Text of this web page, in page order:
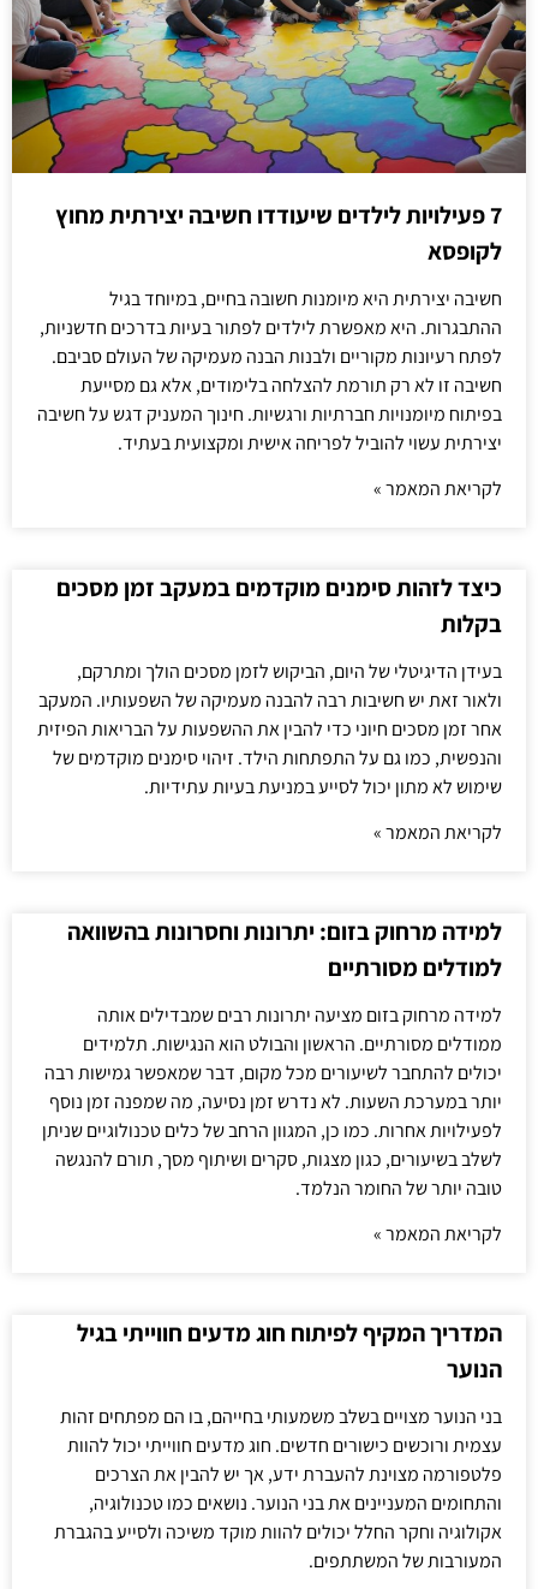
7 פעילויות לילדים שיעודדו חשיבה יצירתית מחוץ
לקופסא
חשיבה יצירתית היא מיומנות חשובה בחיים, במיוחד בגיל
ההתבגרות. היא מאפשרת לילדים לפתור בעיות בדרכים חדשניות,
לפתח רעיונות מקוריים ולבנות הבנה מעמיקה של העולם סביבם.
חשיבה זו לא רק תורמת להצלחה בלימודים, אלא גם מסייעת
בפיתוח מיומנויות חברתיות ורגשיות. חינוך המעניק דגש על חשיבה
יצירתית עשוי להוביל לפריחה אישית ומקצועית בעתיד.
לקריאת המאמר »
כיצד לזהות סימנים מוקדמים במעקב זמן מסכים
בקלות
בעידן הדיגיטלי של היום, הביקוש לזמן מסכים הולך ומתרקם,
ולאור זאת יש חשיבות רבה להבנה מעמיקה של השפעותיו. המעקב
אחר זמן מסכים חיוני כדי להבין את ההשפעות על הבריאות הפיזית
והנפשית, כמו גם על התפתחות הילד. זיהוי סימנים מוקדמים של
שימוש לא מתון יכול לסייע במניעת בעיות עתידיות.
לקריאת המאמר »
למידה מרחוק בזום: יתרונות וחסרונות בהשוואה
למודלים מסורתיים
למידה מרחוק בזום מציעה יתרונות רבים שמבדילים אותה
ממודלים מסורתיים. הראשון והבולט הוא הנגישות. תלמידים
יכולים להתחבר לשיעורים מכל מקום, דבר שמאפשר גמישות רבה
יותר במערכת השעות. לא נדרש זמן נסיעה, מה שמפנה זמן נוסף
לפעילויות אחרות. כמו כן, המגוון הרחב של כלים טכנולוגיים שניתן
לשלב בשיעורים, כגון מצגות, סקרים ושיתוף מסך, תורם להנגשה
טובה יותר של החומר הנלמד.
לקריאת המאמר »
המדריך המקיף לפיתוח חוג מדעים חווייתי בגיל
הנוער
בני הנוער מצויים בשלב משמעותי בחייהם, בו הם מפתחים זהות
עצמית ורוכשים כישורים חדשים. חוג מדעים חווייתי יכול להוות
פלטפורמה מצוינת להעברת ידע, אך יש להבין את הצרכים
והתחומים המעניינים את בני הנוער. נושאים כמו טכנולוגיה,
אקולוגיה וחקר החלל יכולים להוות מוקד משיכה ולסייע בהגברת
המעורבות של המשתתפים.